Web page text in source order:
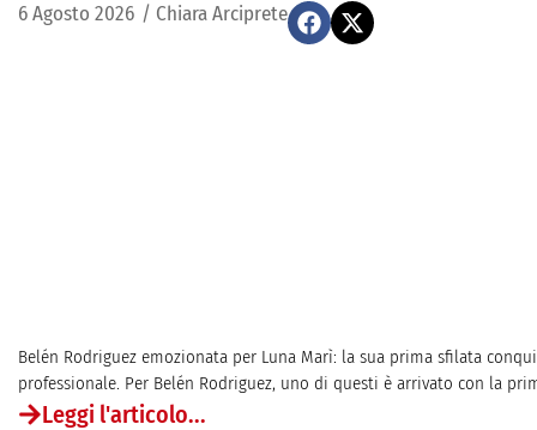
6 Agosto 2026 / Chiara Arciprete
Belén Rodriguez emozionata per Luna Marì: la sua prima sfilata
professionale. Per Belén Rodriguez, uno di questi è arrivato con la
Leggi l'articolo...